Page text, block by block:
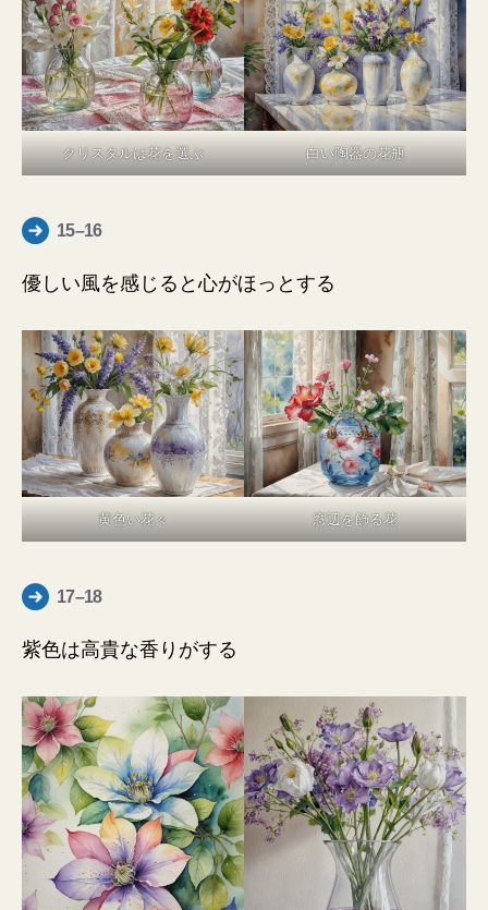
クリスタルは花を選ぶ 白い陶器の花瓶
15–16
優しい風を感じると心がほっとする
黄色い花々 窓辺を飾る花
17–18
紫色は高貴な香りがする